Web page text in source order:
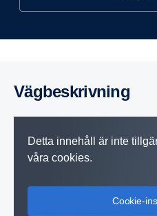
Vägbe­skriv­ning
Detta innehåll är inte
våra cookies.
Cookie-